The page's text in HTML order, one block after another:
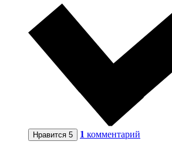
Нравится 5 1 комментарий